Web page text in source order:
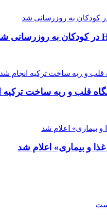
قلب و ریه ساخت ترکیه
و بیماری» اعلام شد